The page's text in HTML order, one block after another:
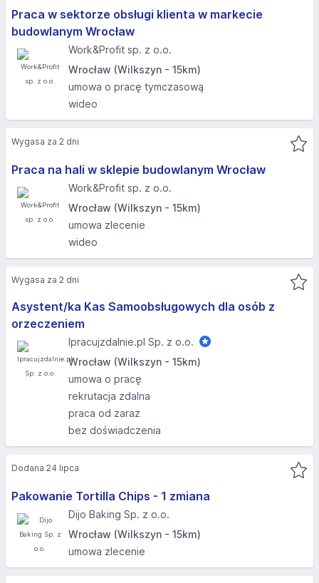
Praca w sektorze obsługi klienta w markecie
budowlanym Wrocław
Work&Profit sp. z o.o.
Wrocław (Wilkszyn - 15km)
umowa o pracę tymczasową
wideo
Praca na hali w sklepie budowlanym Wrocław
Work&Profit sp. z o.o.
Wrocław (Wilkszyn - 15km)
umowa zlecenie
wideo
Wygasa za 2 dni
Asystent/ka Kas Samoobsługowych dla osób z
orzeczeniem
Ipracujzdalnie.pl Sp. z o.o.
Wrocław (Wilkszyn - 15km)
umowa o pracę
rekrutacja zdalna
praca od zaraz
bez doświadczenia
Wygasa za 2 dni
Pakowanie Tortilla Chips - 1 zmiana
Dijo Baking Sp. z o.o.
Wrocław (Wilkszyn - 15km)
umowa zlecenie
Dodana 24 lipca